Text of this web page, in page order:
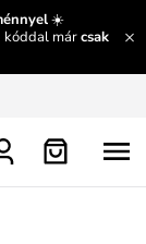
☀️
kóddal márcsak